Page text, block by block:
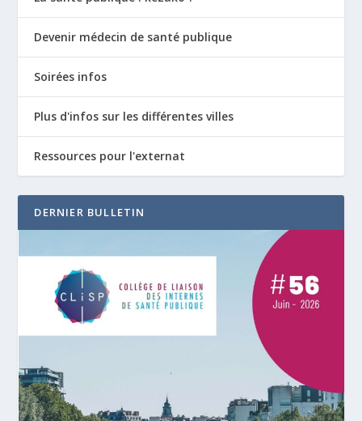
Devenir médecin de santé publique
Soirées infos
Plus d'infos sur les différentes villes
Ressources pour l'externat
DERNIER BULLETIN